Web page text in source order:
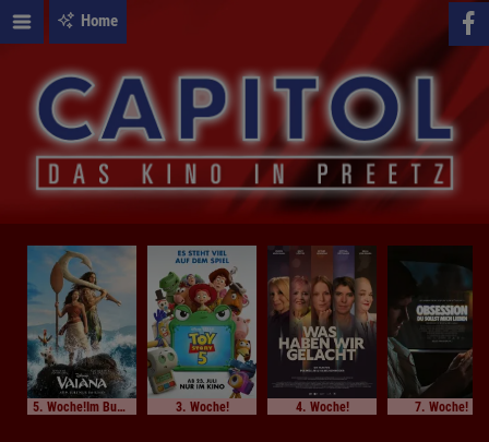
Home
5. Woche!Im Bundesstart 3. Woche! 4. Woche! 7. Woche!